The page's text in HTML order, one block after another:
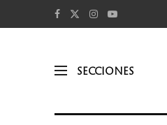
SECCIONES